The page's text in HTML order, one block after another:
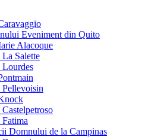
Eveniment din Quito
Alacoque
Salette
Domnului de la Campinas